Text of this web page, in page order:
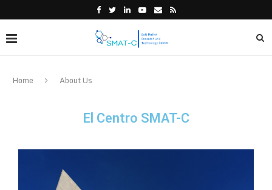
Home About Us
El Centro SMAT-C